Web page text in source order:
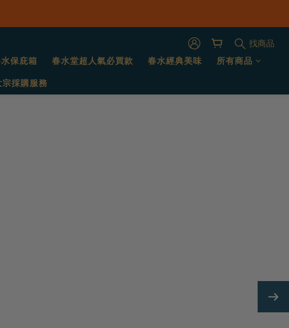
找商品
保庇箱 春水堂超人氣必買款 春水經典美味 所有商品
採購服務